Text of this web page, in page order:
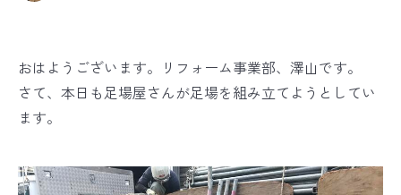
おはようございます。リフォーム事業部、澤山です。
さて、本日も足場屋さんが足場を組み立てようとしてい
ます。